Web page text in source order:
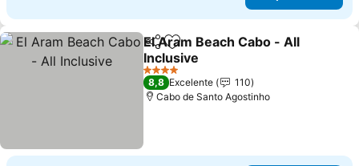
CompartirAgregar a favoritos
El Aram Beach Cabo - All
Inclusive
4 Estrellas
8,8 Excelente
110
Cabo de Santo Agostinho